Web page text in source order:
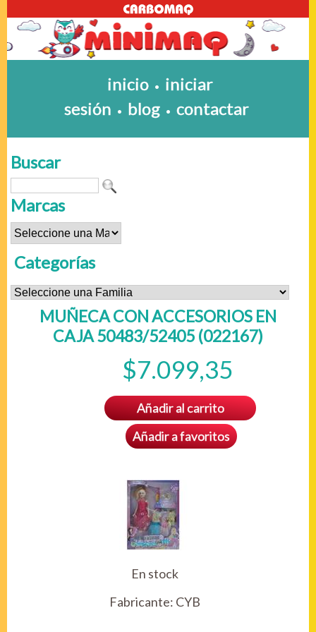
inicio • iniciar
sesión • blog • contactar
Buscar
Marcas
Categorías
MUÑECA CON ACCESORIOS EN
CAJA 50483/52405 (022167)
$7.099,35
Añadir al carrito
Añadir a favoritos
En stock
Fabricante: CYB